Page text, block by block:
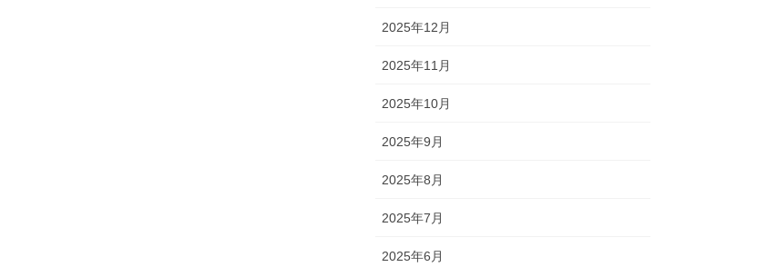
2025年12月
2025年11月
2025年10月
2025年9月
2025年8月
2025年7月
2025年6月